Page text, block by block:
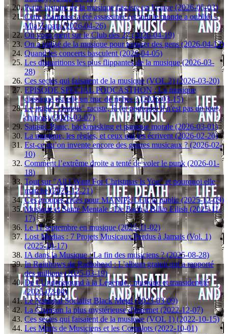
Petite histoire de la musique fasciste en France (2026-05-03)
Cette chanteuse a été assassinée (et tout le monde a oublié) -
Mia Zapata (2026-04-26)
On vous ment sur le Club des 27 (2026-04-19)
On a utilisé de la musique pour torturer des gens (2026-04-12)
Quand les concerts basculent (2026-04-05)
Les disparitions les plus flippantes de la musique (2026-03-
28)
Ces sectes qui faisaient de la musique (VOL 2) (2026-03-20)
EPISODE SPECIAL PODCASTHON : La musique
classique est-elle un truc de riches ? (2026-03-15)
Le jingle "chinois" raciste, là (et pourquoi il n'est pas du tout
chinois) (2026-03-07)
Satanic Panic, backmasking et panique morale (2026-03-01)
La musique, les règles, et ceux qui les écrivent (2026-02-20)
Est-ce qu’on invente encore des genres musicaux ? (2026-02-
10)
Comment l’extrême droite a tenté de voler le punk (2026-01-
18)
Tout sur "All I Want For Christmas Is You" et pourquoi elle
marche (2025-12-21)
Ces groupes créés pour MANIPULER le public (2025-12-09)
Musique et Santé Mentale : De Bach à Billie Eilish (2025-11-
17)
Le 11 septembre en musique (2025-11-02)
Lost Medias : 7 Projets Musicaux Perdus à Jamais (Vol. 1)
(2025-10-17)
IA dans la Musique : La fin des musiciens ? (2025-08-28)
In Rainbows de Radiohead : L’album gratuit qui a rapporté
des millions (2025-03-19)
De l’Underground à la Légende : musique et transidentité
(2025-02-04)
Le National Socialist Black Metal (2023-03-09)
La Chanson la plus mystérieuse d'Internet (2022-12-07)
Ces sectes qui faisaient de la musique (VOL 1) (2022-10-15)
Les Morts de Musiciens et les Complots (2022-10-01)